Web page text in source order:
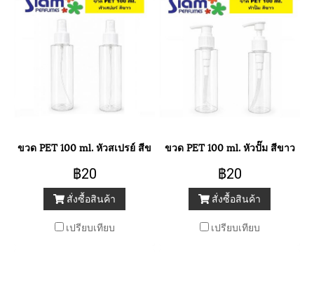
ขวด PET 100 ml. หัวสเปรย์ สีขาว
฿20
สั่งซื้อสินค้า
เปรียบเทียบ
ขวด PET 100 ml. หัวปั๊ม สีขาว
฿20
สั่งซื้อสินค้า
เปรียบเทียบ